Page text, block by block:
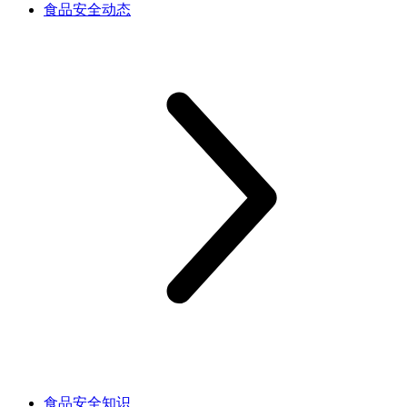
食品安全动态
食品安全知识